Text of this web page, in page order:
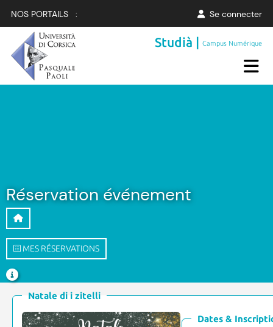
NOS PORTAILS : Se connecter
Studià |Campus Numérique
Réservation événement
MES RÉSERVATIONS
Natale di i zitelli
Dates &